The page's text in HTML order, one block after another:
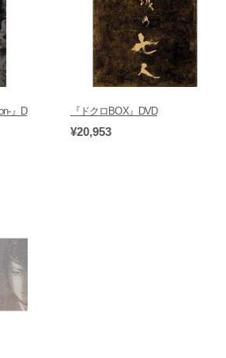
』D
『ドクロBOX』DVD
¥20,953